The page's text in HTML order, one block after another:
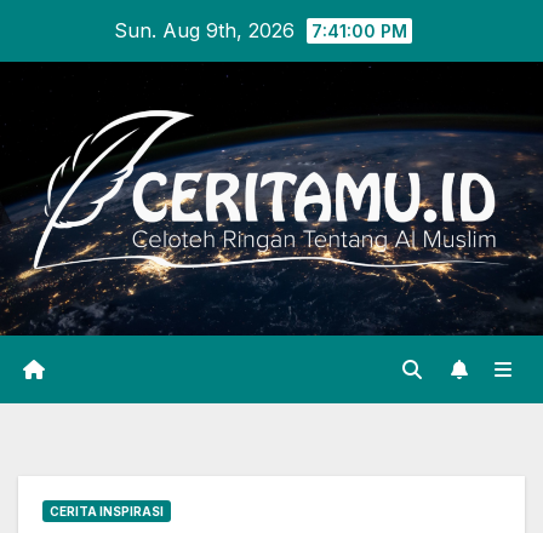
Sun. Aug 9th, 2026 7:41:01 PM
CERITA INSPIRASI